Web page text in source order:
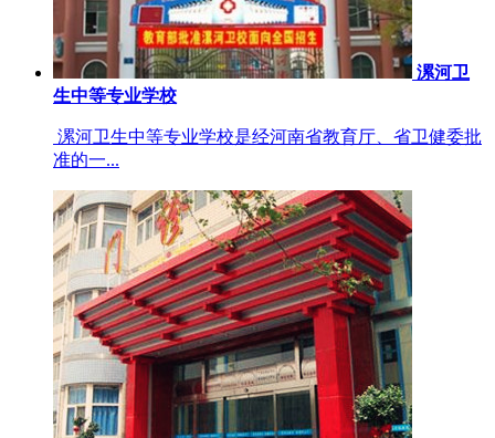
漯河卫
生中等专业学校
漯河卫生中等专业学校是经河南省教育厅、省卫健委批
准的一...